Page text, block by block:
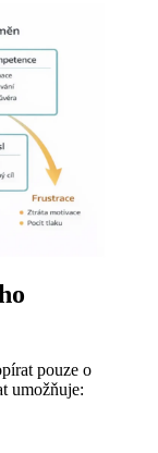
pouze o
umožňuje: